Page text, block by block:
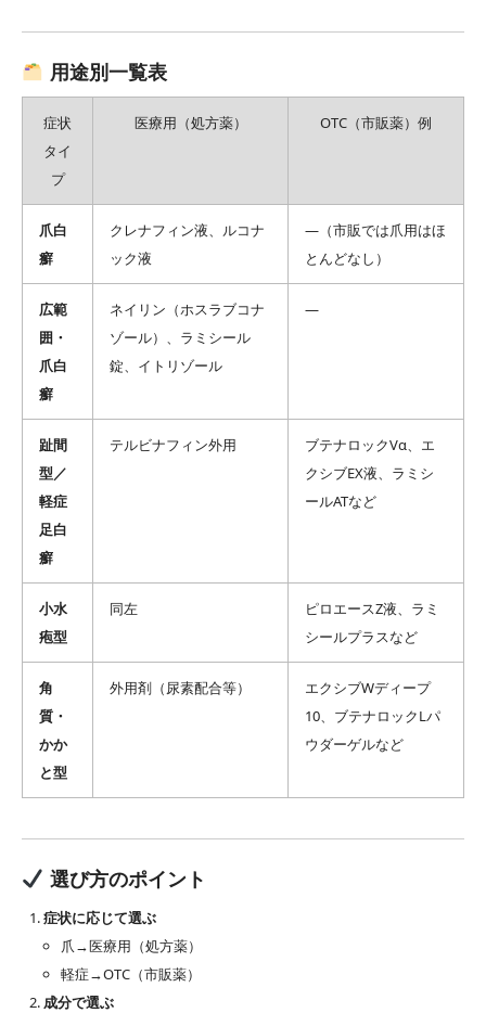
用途別一覧表
症状
タイ
プ
医療用（処方薬） OTC（市販薬）例
爪白
癬
クレナフィン液、ルコナ
ック液
―（市販では爪用はほ
とんどなし）
広範
囲・
爪白
癬
ネイリン（ホスラブコナ
ゾール）、ラミシール
錠、イトリゾール
―
趾間
型／
軽症
足白
癬
テルビナフィン外用
ブテナロックVα、エ
クシブEX液、ラミシ
ールATなど
小水
疱型
同左
ピロエースZ液、ラミ
シールプラスなど
角
質・
かか
と型
外用剤（尿素配合等）
エクシブWディープ
10、ブテナロックLパ
ウダーゲルなど
選び方のポイント
症状に応じて選ぶ
爪→医療用（処方薬）
軽症→OTC（市販薬）
成分で選ぶ